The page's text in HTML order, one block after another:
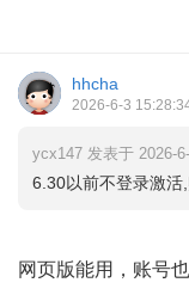
hhcha
2026-6-3
ycx147 发表于 2026-
6.30以前不登录激活
网页版能用，账号